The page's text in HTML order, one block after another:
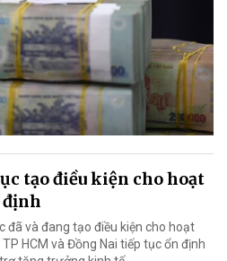
tạo điều kiện cho hoạt
định
đã và đang tạo điều kiện cho hoạt
HCM và Đồng Nai tiếp tục ổn định